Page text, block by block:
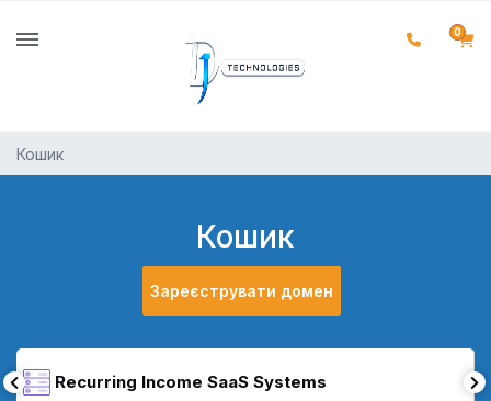
0
Кошик
Кошик
Зареєструвати домен
Recurring Income SaaS Systems